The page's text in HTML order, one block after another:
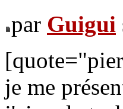
par Guigui
je me